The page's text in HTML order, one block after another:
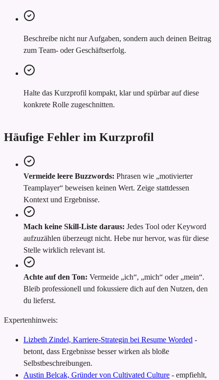
Beschreibe nicht nur Aufgaben, sondern auch deinen Beitrag
zum Team- oder Geschäftserfolg.
Halte das Kurzprofil kompakt, klar und spürbar auf diese
konkrete Rolle zugeschnitten.
Häufige Fehler im Kurzprofil
Vermeide leere Buzzwords: Phrasen wie „motivierter
Teamplayer“ beweisen keinen Wert. Zeige stattdessen
Kontext und Ergebnisse.
Mach keine Skill-Liste daraus: Jedes Tool oder Keyword
aufzuzählen überzeugt nicht. Hebe nur hervor, was für diese
Stelle wirklich relevant ist.
Achte auf den Ton: Vermeide „ich“, „mich“ oder „mein“.
Bleib professionell und fokussiere dich auf den Nutzen, den
du lieferst.
Expertenhinweis:
Lizbeth Zindel, Karriere-Strategin bei Resume Worded -
betont, dass Ergebnisse besser wirken als bloße
Selbstbeschreibungen.
Austin Belcak, Gründer von Cultivated Culture - empfiehlt,